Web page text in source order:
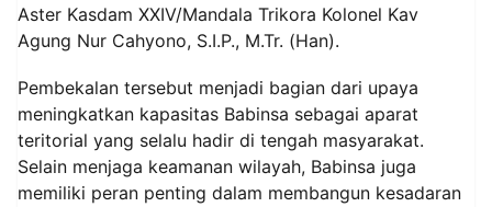
Aster Kasdam XXIV/Mandala Trikora Kolonel Kav
Agung Nur Cahyono, S.I.P., M.Tr. (Han).
Pembekalan tersebut menjadi bagian dari upaya
meningkatkan kapasitas Babinsa sebagai aparat
teritorial yang selalu hadir di tengah masyarakat.
Selain menjaga keamanan wilayah, Babinsa juga
memiliki peran penting dalam membangun kesadaran